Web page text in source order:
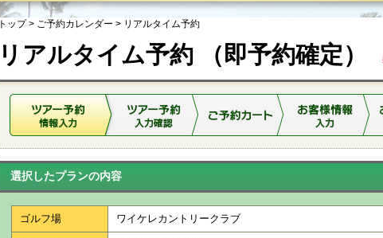
スタッフ紹介 ゴルフ場一覧 オプショナルツ
トップ> ご予約カレンダー > リアルタイム予約
リアルタイム予約 （即予約確定）
選択したプランの内容
ゴルフ場 ワイケレカントリークラブ